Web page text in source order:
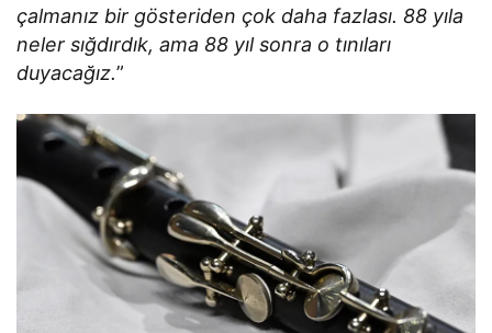
çalmanız bir gösteriden çok daha fazlası. 88 yıla
neler sığdırdık, ama 88 yıl sonra o tınıları
duyacağız.”